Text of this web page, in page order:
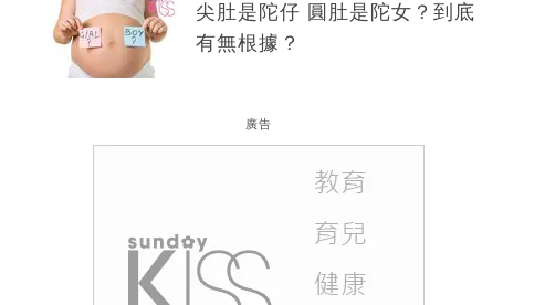
尖肚是陀仔 圓肚是陀女？到底
有無根據？
廣告